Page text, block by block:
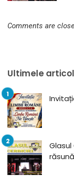
Comments are
Ultimele